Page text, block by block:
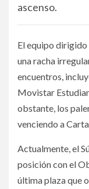
ascenso.
El equipo
una racha
encuentros,
Movistar
obstante, los
venciendo a
Actualmente, el
posición con el
última plaza que